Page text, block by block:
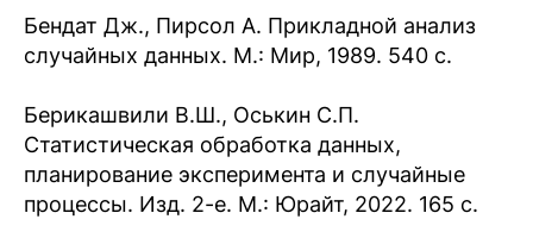
Бендат Дж., Пирсол А. Прикладной анализ
случайных данных. М.: Мир, 1989. 540 с.
Берикашвили В.Ш., Оськин С.П.
Статистическая обработка данных,
планирование эксперимента и случайные
процессы. Изд. 2-е. М.: Юрайт, 2022. 165 с.